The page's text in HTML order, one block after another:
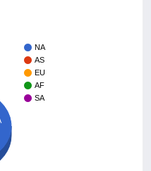
NA
AS
EU
AF
SA